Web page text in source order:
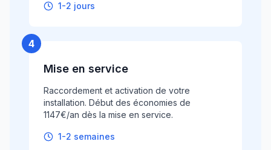
1-2 jours
4
Mise en service
Raccordement et activation de votre
installation. Début des économies de
1147€/an dès la mise en service.
1-2 semaines